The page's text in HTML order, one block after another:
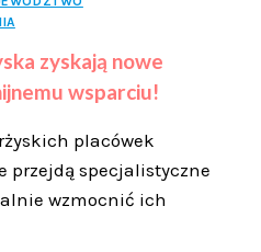
zyskają nowe
wsparciu!
placówek
przejdą specjalistyczne
wzmocnić ich